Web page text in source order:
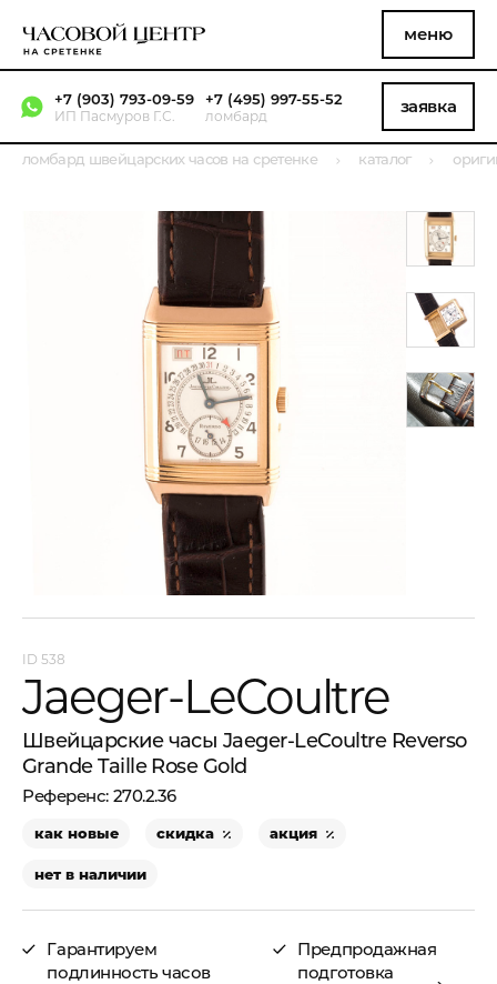
меню
+7 (903) 793-09-59
ИП Пасмуров Г.С.
+7 (495) 997-55-52
ломбард заявка
ломбард швейцарских часов на сретенке каталог
538
Jaeger-LeCoultre
Швейцарские часы Jaeger-LeCoultre Reverso
Grande Taille Rose Gold
270.2.36
как новые скидка акция
нет в наличии
Гарантируем
подлинность часов
Предпродажная
подготовка